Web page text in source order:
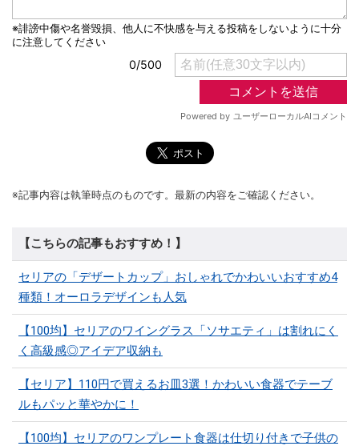
※記事内容は執筆時点のものです。最新の内容をご確認ください。
【こちらの記事もおすすめ！】
セリアの「デザートカップ」おしゃれでかわいいおすすめ4
種類！オーロラデザインも人気
【100均】セリアのワイングラス「ソサエティ」は割れにく
く高級感◎アイデア収納も
【セリア】110円で買えるお皿3選！かわいい食器でテーブ
ルもパッと華やかに！
【100均】セリアのワンプレート食器は仕切り付きで子供の